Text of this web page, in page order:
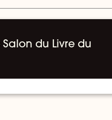
ou
du Livre du